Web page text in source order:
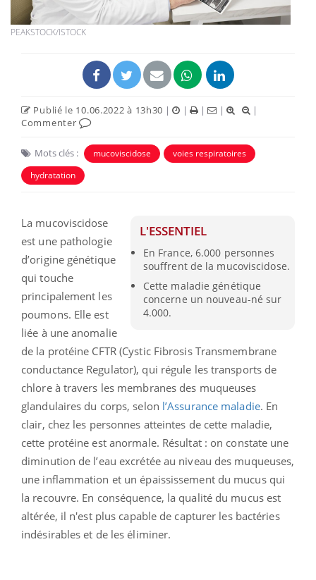
PEAKSTOCK/ISTOCK
Publié le 10.06.2022 à 13h30 | | | |
|
Commenter
Mots clés : mucoviscidose
voies respiratoires
hydratation
L'ESSENTIEL
En France, 6.000 personnes
souffrent de la mucoviscidose.
Cette maladie génétique
concerne un nouveau-né sur
4.000.
La mucoviscidose
est une pathologie
d’origine génétique
qui touche
principalement les
poumons. Elle est
liée à une anomalie
de la protéine CFTR (Cystic Fibrosis Transmembrane
conductance Regulator), qui régule les transports de
chlore à travers les membranes des muqueuses
glandulaires du corps, selon l’Assurance maladie. En
clair, chez les personnes atteintes de cette maladie,
cette protéine est anormale. Résultat : on constate une
diminution de l’eau excrétée au niveau des muqueuses,
une inflammation et un épaississement du mucus qui
la recouvre. En conséquence, la qualité du mucus est
altérée, il n'est plus capable de capturer les bactéries
indésirables et de les éliminer.